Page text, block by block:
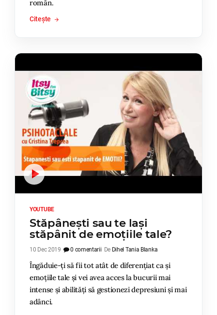
român.
Citește
YOUTUBE
Stăpânești sau te lași
stăpânit de emoțiile tale?
10 Dec 2019 0 comentarii De Dihel Tania Blanka
Îngăduie-ți să fii tot atât de diferențiat ca și
emoțiile tale și vei avea acces la bucurii mai
intense și abilități să gestionezi depresiuni și mai
adânci.